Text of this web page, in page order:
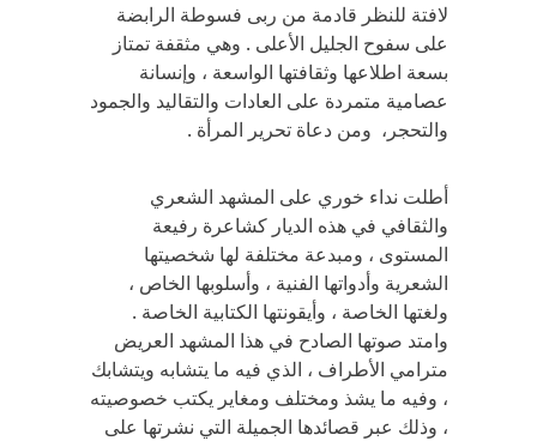
لافتة للنظر قادمة من ربى فسوطة الرابضة
على سفوح الجليل الأعلى . وهي مثقفة تمتاز
بسعة اطلاعها وثقافتها الواسعة ، وإنسانة
عصامية متمردة على العادات والتقاليد والجمود
والتحجر، ومن دعاة تحرير المرأة .
أطلت نداء خوري على المشهد الشعري
والثقافي في هذه الديار كشاعرة رفيعة
المستوى ، ومبدعة مختلفة لها شخصيتها
الشعرية وأدواتها الفنية ، وأسلوبها الخاص ،
ولغتها الخاصة ، وأيقونتها الكتابية الخاصة .
وامتد صوتها الصادح في هذا المشهد العريض
مترامي الأطراف ، الذي فيه ما يتشابه ويتشابك
، وفيه ما يشذ ومختلف ومغاير يكتب خصوصيته
، وذلك عبر قصائدها الجميلة التي نشرتها على